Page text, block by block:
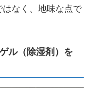
なく、地味な点で
ル（除湿剤）を